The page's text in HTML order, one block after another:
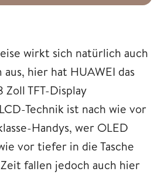
wirkt sich natürlich auch
hier hat HUAWEI das
TFT-Display
Technik ist nach wie vor
Handys, wer OLED
vor tiefer in die Tasche
fallen jedoch auch hier